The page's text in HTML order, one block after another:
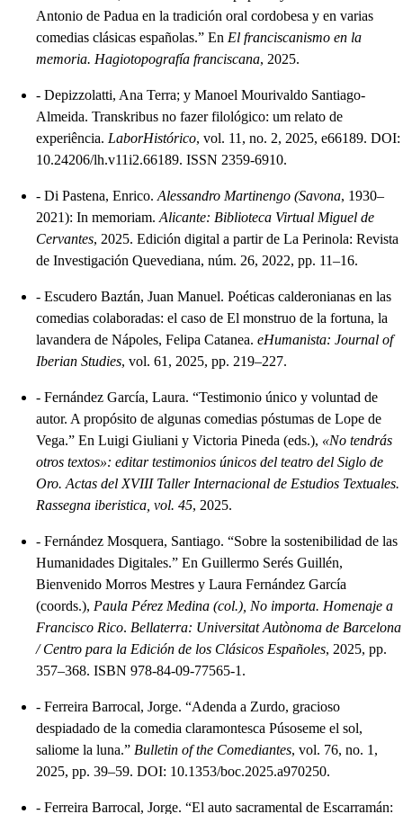
Antonio de Padua en la tradición oral cordobesa y en varias
comedias clásicas españolas.” En El franciscanismo en la
memoria. Hagiotopografía franciscana, 2025.
- Depizzolatti, Ana Terra; y Manoel Mourivaldo Santiago-
Almeida. Transkribus no fazer filológico: um relato de
experiência. LaborHistórico, vol. 11, no. 2, 2025, e66189. DOI:
10.24206/lh.v11i2.66189. ISSN 2359-6910.
- Di Pastena, Enrico. Alessandro Martinengo (Savona, 1930–
2021): In memoriam. Alicante: Biblioteca Virtual Miguel de
Cervantes, 2025. Edición digital a partir de La Perinola: Revista
de Investigación Quevediana, núm. 26, 2022, pp. 11–16.
- Escudero Baztán, Juan Manuel. Poéticas calderonianas en las
comedias colaboradas: el caso de El monstruo de la fortuna, la
lavandera de Nápoles, Felipa Catanea. eHumanista: Journal of
Iberian Studies, vol. 61, 2025, pp. 219–227.
- Fernández García, Laura. “Testimonio único y voluntad de
autor. A propósito de algunas comedias póstumas de Lope de
Vega.” En Luigi Giuliani y Victoria Pineda (eds.), «No tendrás
otros textos»: editar testimonios únicos del teatro del Siglo de
Oro. Actas del XVIII Taller Internacional de Estudios Textuales.
Rassegna iberistica, vol. 45, 2025.
- Fernández Mosquera, Santiago. “Sobre la sostenibilidad de las
Humanidades Digitales.” En Guillermo Serés Guillén,
Bienvenido Morros Mestres y Laura Fernández García
(coords.), Paula Pérez Medina (col.), No importa. Homenaje a
Francisco Rico. Bellaterra: Universitat Autònoma de Barcelona
/ Centro para la Edición de los Clásicos Españoles, 2025, pp.
357–368. ISBN 978-84-09-77565-1.
- Ferreira Barrocal, Jorge. “Adenda a Zurdo, gracioso
despiadado de la comedia claramontesca Púsoseme el sol,
saliome la luna.” Bulletin of the Comediantes, vol. 76, no. 1,
2025, pp. 39–59. DOI: 10.1353/boc.2025.a970250.
- Ferreira Barrocal, Jorge. “El auto sacramental de Escarramán: